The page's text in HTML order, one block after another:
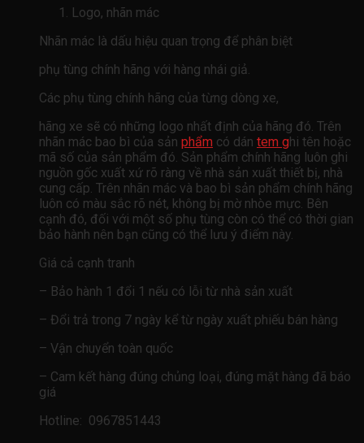
Logo, nhãn mác
Nhãn mác là dấu hiệu quan trọng để phân biệt
phụ tùng chính hãng với hàng nhái giả.
Các phụ tùng chính hãng của từng dòng xe,
hãng xe sẽ có những logo nhất định của hãng đó. Trên
nhãn mác bao bì của sản phẩm có dán tem ghi tên hoặc
mã số của sản phẩm đó. Sản phẩm chính hãng luôn ghi
nguồn gốc xuất xứ rõ ràng về nhà sản xuất thiết bị, nhà
cung cấp. Trên nhãn mác và bao bì sản phẩm chính hãng
luôn có màu sắc rõ nét, không bị mờ nhòe mực. Bên
cạnh đó, đối với một số phụ tùng còn có thể có thời gian
bảo hành nên bạn cũng có thể lưu ý điểm này.
Giá cả cạnh tranh
– Bảo hành 1 đổi 1 nếu có lỗi từ nhà sản xuất
– Đổi trả trong 7 ngày kể từ ngày xuất phiếu bán hàng
– Vận chuyển toàn quốc
– Cam kết hàng đúng chủng loại, đúng mặt hàng đã báo
giá
Hotline: 0967851443